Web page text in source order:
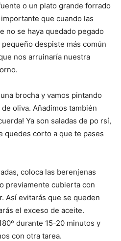
o un plato grande forrado
que cuando las
no se haya quedado pegado
despiste más común
nos arruinaría nuestra
brocha y vamos pintando
oliva. Añadimos también
Ya son saladas de po rsí,
quedes corto a que te pases
coloca las berenjenas
previamente cubierta con
Así evitarás que se queden
el exceso de aceite.
durante 15-20 minutos y
con otra tarea.